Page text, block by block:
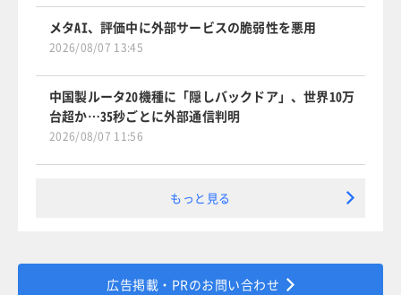
メタAI、評価中に外部サービスの脆弱性を悪用
2026/08/07 13:45
中国製ルータ20機種に「隠しバックドア」、世界10万
台超か…35秒ごとに外部通信判明
2026/08/07 11:56
もっと見る
広告掲載・PRのお問い合わせ